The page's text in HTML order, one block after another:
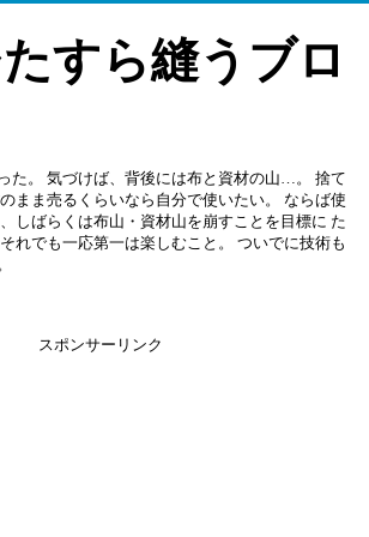
すら縫うブロ
た。 気づけば、背後には布と資材の山…。 捨て
まま売るくらいなら自分で使いたい。 ならば使
しばらくは布山・資材山を崩すことを目標に た
れでも一応第一は楽しむこと。 ついでに技術も
スポンサーリンク